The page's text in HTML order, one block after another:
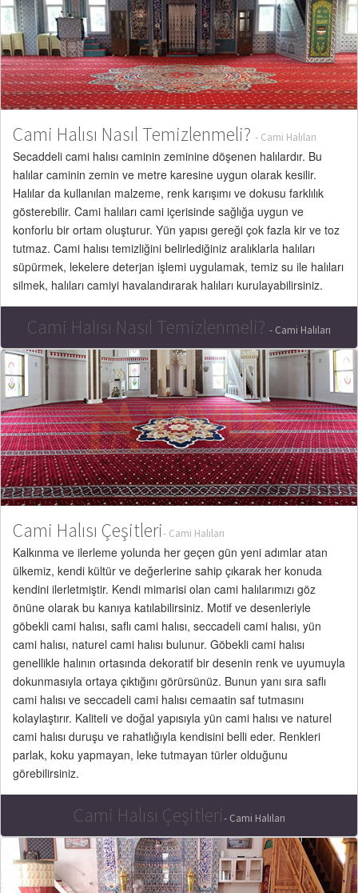
Cami Halısı Nasıl Temizlenmeli? - Cami Halıları
Secaddeli cami halısı caminin zeminine döşenen halılardır. Bu
halılar caminin zemin ve metre karesine uygun olarak kesilir.
Halılar da kullanılan malzeme, renk karışımı ve dokusu farklılık
gösterebilir. Cami halıları cami içerisinde sağlığa uygun ve
konforlu bir ortam oluşturur. Yün yapısı gereği çok fazla kir ve toz
tutmaz. Cami halısı temizliğini belirlediğiniz aralıklarla halıları
süpürmek, lekelere deterjan işlemi uygulamak, temiz su ile halıları
silmek, halıları camiyi havalandırarak halıları kurulayabilirsiniz.
Cami Halısı Nasıl Temizlenmeli? - Cami Halıları
Cami Halısı Çeşitleri- Cami Halıları
Kalkınma ve ilerleme yolunda her geçen gün yeni adımlar atan
ülkemiz, kendi kültür ve değerlerine sahip çıkarak her konuda
kendini ilerletmiştir. Kendi mimarisi olan cami halılarımızı göz
önüne olarak bu kanıya katılabilirsiniz. Motif ve desenleriyle
göbekli cami halısı, saflı cami halısı, seccadeli cami halısı, yün
cami halısı, naturel cami halısı bulunur. Göbekli cami halısı
genellikle halının ortasında dekoratif bir desenin renk ve uyumuyla
dokunmasıyla ortaya çıktığını görürsünüz. Bunun yanı sıra saflı
cami halısı ve seccadeli cami halısı cemaatin saf tutmasını
kolaylaştırır. Kaliteli ve doğal yapısıyla yün cami halısı ve naturel
cami halısı duruşu ve rahatlığıyla kendisini belli eder. Renkleri
parlak, koku yapmayan, leke tutmayan türler olduğunu
görebilirsiniz.
Cami Halısı Çeşitleri- Cami Halıları